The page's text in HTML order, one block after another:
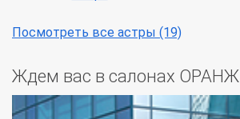
Посмотреть все астры (19)
Ждем вас в салонах ОРАНЖ